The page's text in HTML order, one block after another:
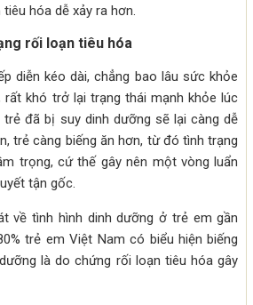
hóa dễ xảy ra hơn.
rối loạn tiêu hóa
diễn kéo dài, chẳng bao lâu sức khỏe
khó trở lại trạng thái mạnh khỏe lúc
trẻ đã bị suy dinh dưỡng sẽ lại càng dễ
trẻ càng biếng ăn hơn, từ đó tình trạng
trọng, cứ thế gây nên một vòng luẩn
tận gốc.
về tình hình dinh dưỡng ở trẻ em gần
trẻ em Việt Nam có biểu hiện biếng
là do chứng rối loạn tiêu hóa gây